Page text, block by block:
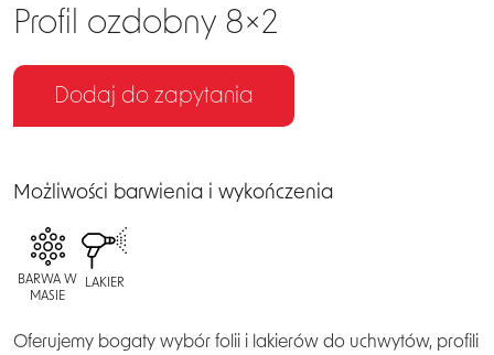
Profil ozdobny 8×2
Dodaj do zapytania
Możliwości barwienia i wykończenia
BARWA W
MASIE
LAKIER
Oferujemy bogaty wybór folii i lakierów do uchwytów, profili